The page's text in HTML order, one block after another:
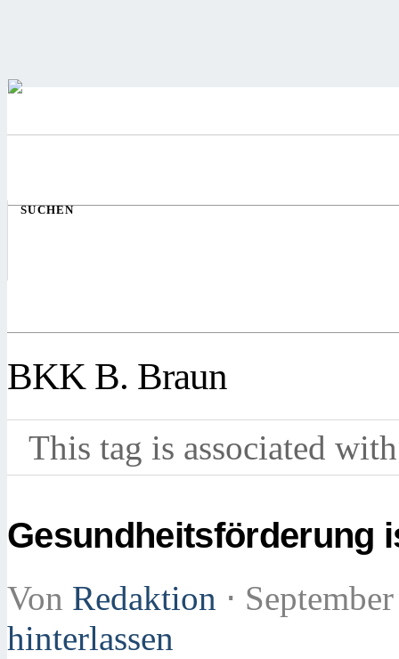
SUCHEN
BKK B. Braun
This tag is associated
Gesundheitsförderung
Von Redaktion ⋅
hinterlassen